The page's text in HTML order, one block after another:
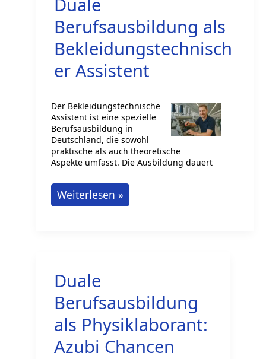
beruflichen
Erfolg
Berufsausbildung als
Bekleidungstechnisch
er Assistent
Der Bekleidungstechnische
Assistent ist eine spezielle
Berufsausbildung in
Deutschland, die sowohl
praktische als auch theoretische
Aspekte umfasst. Die Ausbildung dauert
Duale
Berufsausbildung
Weiterlesen »
Duale
Berufsausbildung
als Physiklaborant:
Azubi Chancen